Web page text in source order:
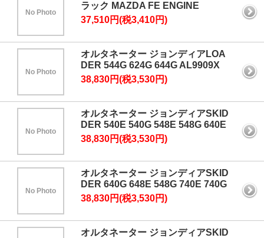
No Photo
ラック MAZDA FE ENGINE
37,510円(税3,410円)
No Photo
オルタネーター ジョンディアLOA
DER 544G 624G 644G AL9909X
38,830円(税3,530円)
No Photo
オルタネーター ジョンディアSKID
DER 540E 540G 548E 548G 640E
38,830円(税3,530円)
No Photo
オルタネーター ジョンディアSKID
DER 640G 648E 548G 740E 740G
38,830円(税3,530円)
オルタネーター ジョンディアSKID